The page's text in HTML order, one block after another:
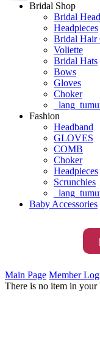
Bridal Shop
Bridal
Headpieces
Bridal Hair
Voliette
Bridal Hats
Bows
Gloves
Choker
Fashion
Headband
GLOVES
COMB
Choker
Headpieces
Scrunchies
Baby Accessories
Main Page Member
There is no item in your